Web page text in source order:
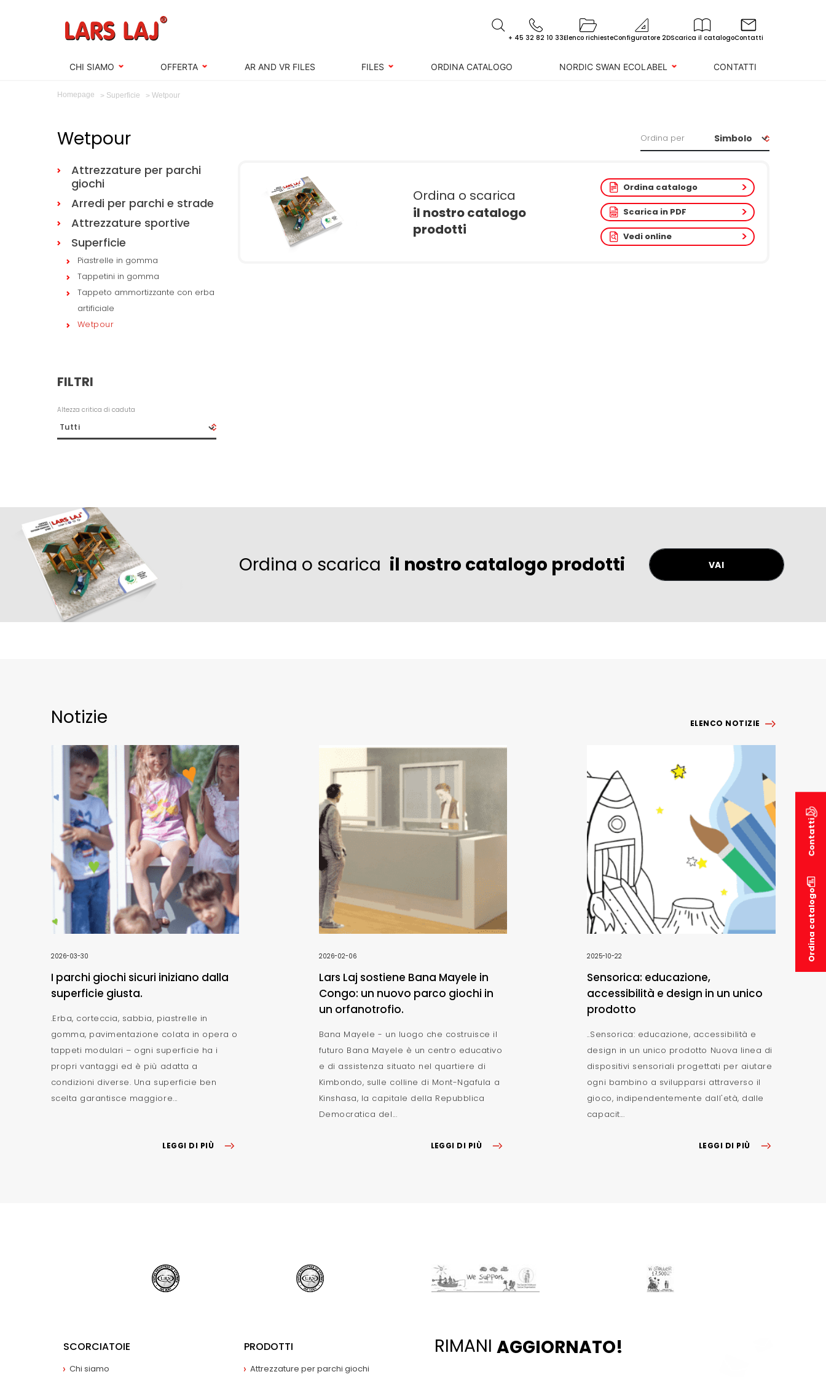
+ 45 32 82 10 33Elenco richiesteConfiguratore 2DScarica il catalogoContatti
CHI SIAMO OFFERTA AR AND VR FILES FILES ORDINA CATALOGO NORDIC SWAN ECOLABEL CONTATTI
Homepage Superficie Wetpour
Wetpour Ordina per
Attrezzature per parchi
giochi
Arredi per parchi e strade
Attrezzature sportive
Superficie
Piastrelle in gomma
Tappetini in gomma
Tappeto ammortizzante con erba
artificiale
Wetpour
FILTRI
Altezza critica di caduta
Ordina o scarica
il nostro catalogo
prodotti
Ordina catalogo
Scarica in PDF
Vedi online
Ordina catalogo
Contatti
Ordina o scarica il nostro catalogo prodotti VAI
Notizie ELENCO NOTIZIE
2026-03-30
I parchi giochi sicuri iniziano dalla
superficie giusta.
.Erba, corteccia, sabbia, piastrelle in
gomma, pavimentazione colata in opera o
tappeti modulari – ogni superficie ha i
propri vantaggi ed è più adatta a
condizioni diverse. Una superficie ben
scelta garantisce maggiore...
LEGGI DI PIÙ
2026-02-06
Lars Laj sostiene Bana Mayele in
Congo: un nuovo parco giochi in
un orfanotrofio.
Bana Mayele - un luogo che costruisce il
futuro Bana Mayele è un centro educativo
e di assistenza situato nel quartiere di
Kimbondo, sulle colline di Mont-Ngafula a
Kinshasa, la capitale della Repubblica
Democratica del...
LEGGI DI PIÙ
2025-10-22
Sensorica: educazione,
accessibilità e design in un unico
prodotto
..Sensorica: educazione, accessibilità e
design in un unico prodotto Nuova linea di
dispositivi sensoriali progettati per aiutare
ogni bambino a svilupparsi attraverso il
gioco, indipendentemente dall'età, dalle
capacit...
LEGGI DI PIÙ
SCORCIATOIE
Chi siamo
PRODOTTI
Attrezzature per parchi giochi
RIMANI AGGIORNATO!